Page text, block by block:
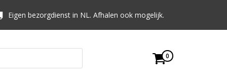
Eigen bezorgdienst in NL. Afhalen ook mogelijk.
0